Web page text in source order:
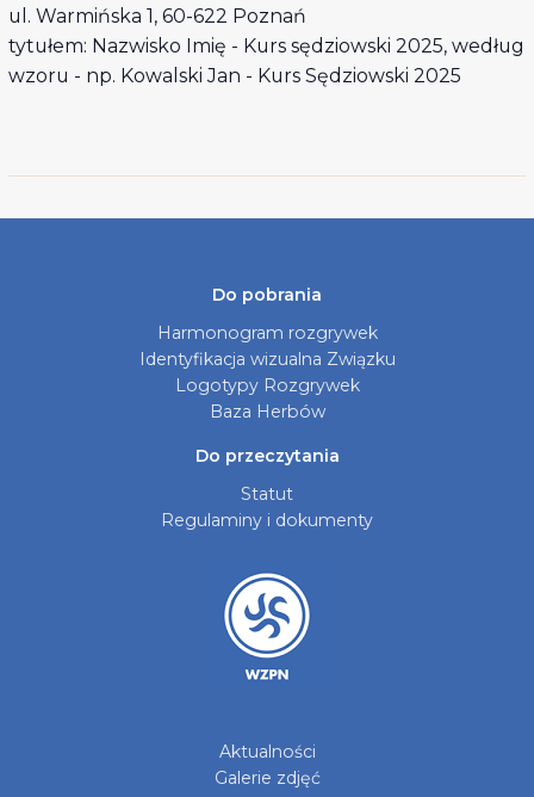
ul. Warmińska 1, 60-622 Poznań
tytułem: Nazwisko Imię - Kurs sędziowski 2025, według
wzoru - np. Kowalski Jan - Kurs Sędziowski 2025
Do pobrania
Harmonogram rozgrywek
Identyfikacja wizualna Związku
Logotypy Rozgrywek
Baza Herbów
Do przeczytania
Statut
Regulaminy i dokumenty
Aktualności
Galerie zdjęć